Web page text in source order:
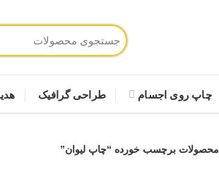
چاپ روی اجسام طراحی گرافیک
محصولات برچسب خورده “چاپ لیوان”